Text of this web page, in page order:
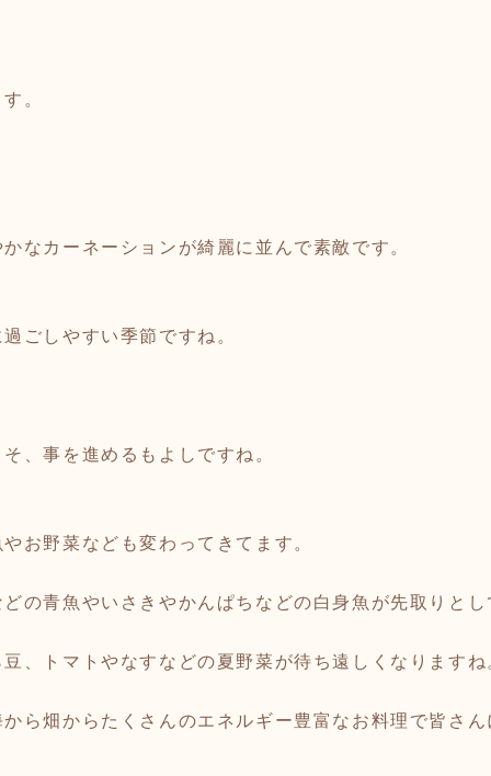
。
なカーネーションが綺麗に並んで素敵です。
ごしやすい季節ですね。
、事を進めるもよしですね。
お野菜なども変わってきてます。
の青魚やいさきやかんぱちなどの白身魚が先取りとし
、トマトやなすなどの夏野菜が待ち遠しくなりますね
ら畑からたくさんのエネルギー豊富なお料理で皆さ